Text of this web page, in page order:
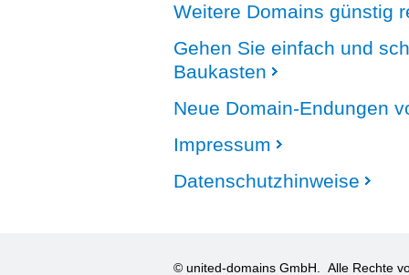
Weitere Domains günstig
Gehen Sie einfach und
Baukasten
Neue Domain-Endungen
Impressum
Datenschutzhinweise
© united-domains GmbH. Alle Rechte